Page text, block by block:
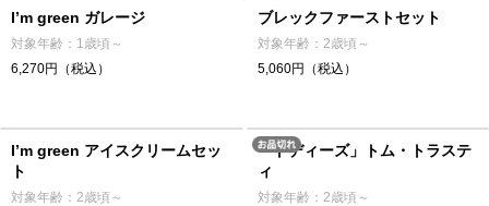
I’m green ガレージ
対象年齢：1歳頃～
6,270円（税込）
ブレックファーストセット
対象年齢：2歳頃～
5,060円（税込）
I’m green アイスクリームセッ
ト
対象年齢：2歳頃～
「トディーズ」トム・トラステ
ィ
対象年齢：2歳頃～